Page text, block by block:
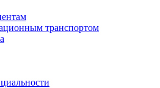
транспортом